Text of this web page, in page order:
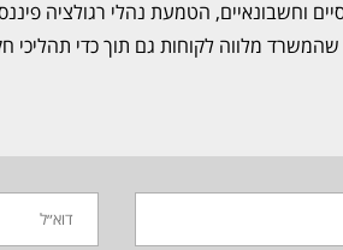
וחשבונאיים, הטמעת נהלי רגולציה
שהמשרד מלווה לקוחות גם תוך כדי תהליכי